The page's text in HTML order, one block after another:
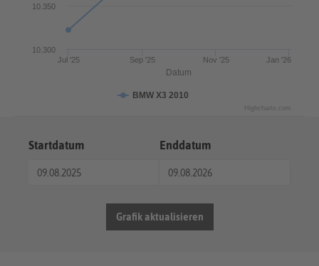
Datum
BMW X3 2010
Jul '25 Sep '25 Nov '25 Jan '26
10.300
10.350
Highcharts.com
Startdatum Enddatum
Grafik aktualisieren